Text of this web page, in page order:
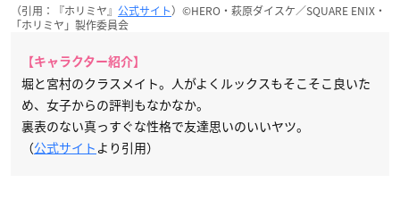
（引用：『ホリミヤ』 公式サイト）©HERO・萩原ダイスケ／SQUARE ENIX・
「ホリミヤ」製作委員会
【キャラクター紹介】
堀と宮村のクラスメイト。人がよくルックスもそこそこ良いた
め、女子からの評判もなかなか。
裏表のない真っすぐな性格で友達思いのいいヤツ。
（公式サイト より引用）